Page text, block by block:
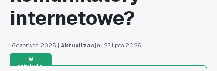
internetowe?
16 czerwca 2025 Aktualizacja: 28 lipca 2025
W
artykule: